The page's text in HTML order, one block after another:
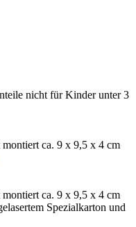
nicht für Kinder unter 3
ca. 9 x 9,5 x 4 cm
ca. 9 x 9,5 x 4 cm
Spezialkarton und